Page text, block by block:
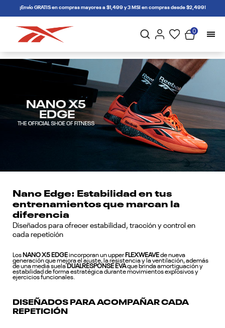
connectif¡Envío GRATIS en compras mayores a $1,499 y 3 MSI en compras desde $2,499!
0
Nano Edge: Estabilidad en tus
entrenamientos que marcan la
diferencia
Diseñados para ofrecer estabilidad, tracción y control en
cada repetición
Los NANO X5 EDGEincorporan un upper FLEXWEAVEde nueva
generación que mejora el ajuste, la resistencia y la ventilación, además
de una media suela DUALRESPONSE EVAque brinda amortiguación y
estabilidad de forma estratégica durante movimientos explosivos y
ejercicios funcionales.
DISEÑADOS PARA ACOMPAÑAR CADA
REPETICIÓN